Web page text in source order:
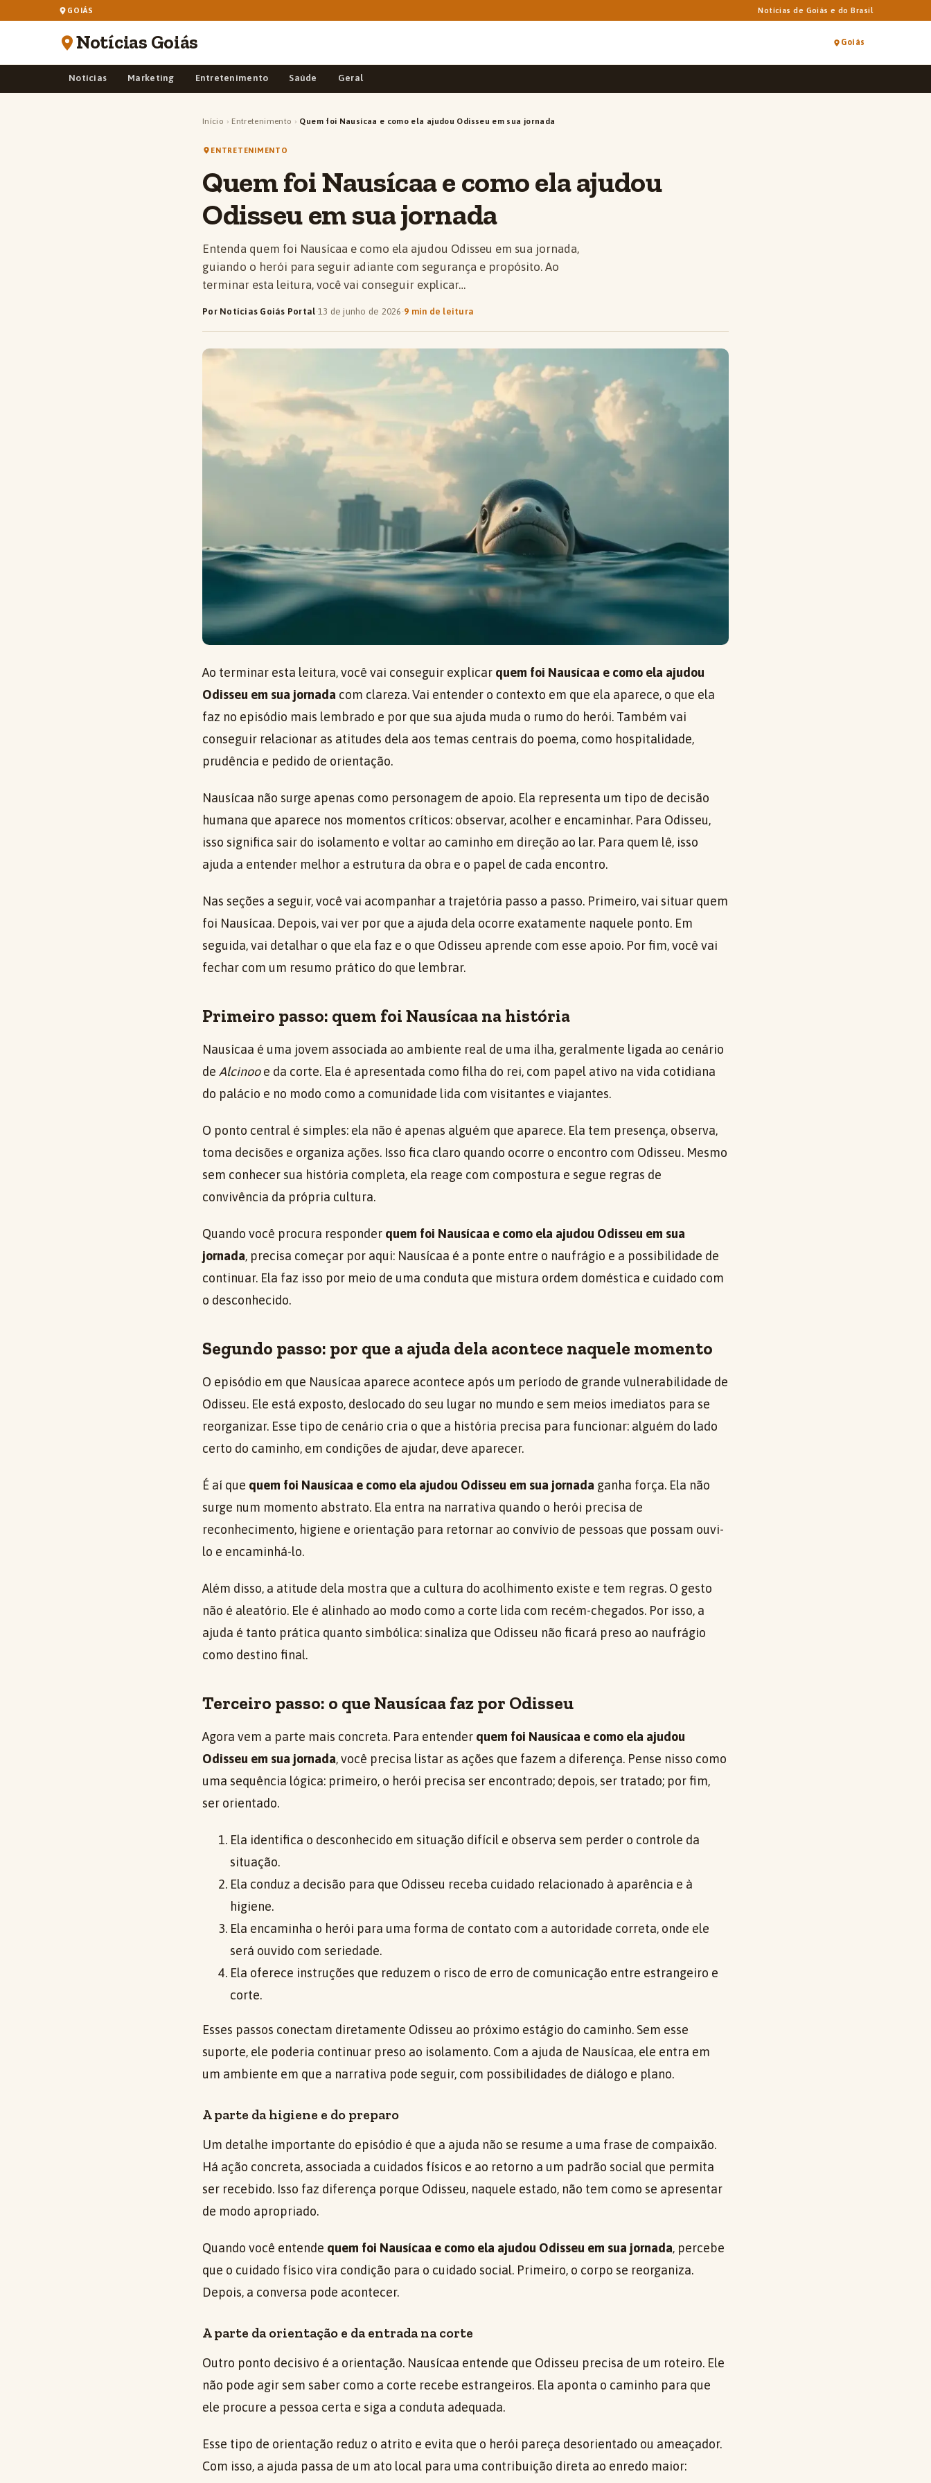
GOIÁS Notícias de Goiás e do Brasil
Notícias Goiás Goiás
Notícias Marketing Entretenimento Saúde Geral
Início › Entretenimento › Quem foi Nausícaa e como ela ajudou Odisseu em sua jornada
ENTRETENIMENTO
Quem foi Nausícaa e como ela ajudou
Odisseu em sua jornada
Entenda quem foi Nausícaa e como ela ajudou Odisseu em sua jornada,
guiando o herói para seguir adiante com segurança e propósito. Ao
terminar esta leitura, você vai conseguir explicar…
Por Notícias Goiás Portal·13 de junho de 2026 ·9 min de leitura
Ao terminar esta leitura, você vai conseguir explicar quem foi Nausícaa e como ela ajudou
Odisseu em sua jornada com clareza. Vai entender o contexto em que ela aparece, o que ela
faz no episódio mais lembrado e por que sua ajuda muda o rumo do herói. Também vai
conseguir relacionar as atitudes dela aos temas centrais do poema, como hospitalidade,
prudência e pedido de orientação.
Nausícaa não surge apenas como personagem de apoio. Ela representa um tipo de decisão
humana que aparece nos momentos críticos: observar, acolher e encaminhar. Para Odisseu,
isso significa sair do isolamento e voltar ao caminho em direção ao lar. Para quem lê, isso
ajuda a entender melhor a estrutura da obra e o papel de cada encontro.
Nas seções a seguir, você vai acompanhar a trajetória passo a passo. Primeiro, vai situar quem
foi Nausícaa. Depois, vai ver por que a ajuda dela ocorre exatamente naquele ponto. Em
seguida, vai detalhar o que ela faz e o que Odisseu aprende com esse apoio. Por fim, você vai
fechar com um resumo prático do que lembrar.
Primeiro passo: quem foi Nausícaa na história
Nausícaa é uma jovem associada ao ambiente real de uma ilha, geralmente ligada ao cenário
de Alcinooe da corte. Ela é apresentada como filha do rei, com papel ativo na vida cotidiana
do palácio e no modo como a comunidade lida com visitantes e viajantes.
O ponto central é simples: ela não é apenas alguém que aparece. Ela tem presença, observa,
toma decisões e organiza ações. Isso fica claro quando ocorre o encontro com Odisseu. Mesmo
sem conhecer sua história completa, ela reage com compostura e segue regras de
convivência da própria cultura.
Quando você procura responder quem foi Nausícaa e como ela ajudou Odisseu em sua
jornada, precisa começar por aqui: Nausícaa é a ponte entre o naufrágio e a possibilidade de
continuar. Ela faz isso por meio de uma conduta que mistura ordem doméstica e cuidado com
o desconhecido.
Segundo passo: por que a ajuda dela acontece naquele momento
O episódio em que Nausícaa aparece acontece após um período de grande vulnerabilidade de
Odisseu. Ele está exposto, deslocado do seu lugar no mundo e sem meios imediatos para se
reorganizar. Esse tipo de cenário cria o que a história precisa para funcionar: alguém do lado
certo do caminho, em condições de ajudar, deve aparecer.
É aí que quem foi Nausícaa e como ela ajudou Odisseu em sua jornada ganha força. Ela não
surge num momento abstrato. Ela entra na narrativa quando o herói precisa de
reconhecimento, higiene e orientação para retornar ao convívio de pessoas que possam ouvi-
lo e encaminhá-lo.
Além disso, a atitude dela mostra que a cultura do acolhimento existe e tem regras. O gesto
não é aleatório. Ele é alinhado ao modo como a corte lida com recém-chegados. Por isso, a
ajuda é tanto prática quanto simbólica: sinaliza que Odisseu não ficará preso ao naufrágio
como destino final.
Terceiro passo: o que Nausícaa faz por Odisseu
Agora vem a parte mais concreta. Para entender quem foi Nausícaa e como ela ajudou
Odisseu em sua jornada, você precisa listar as ações que fazem a diferença. Pense nisso como
uma sequência lógica: primeiro, o herói precisa ser encontrado; depois, ser tratado; por fim,
ser orientado.
Ela identifica o desconhecido em situação difícil e observa sem perder o controle da
situação.
Ela conduz a decisão para que Odisseu receba cuidado relacionado à aparência e à
higiene.
Ela encaminha o herói para uma forma de contato com a autoridade correta, onde ele
será ouvido com seriedade.
Ela oferece instruções que reduzem o risco de erro de comunicação entre estrangeiro e
corte.
Esses passos conectam diretamente Odisseu ao próximo estágio do caminho. Sem esse
suporte, ele poderia continuar preso ao isolamento. Com a ajuda de Nausícaa, ele entra em
um ambiente em que a narrativa pode seguir, com possibilidades de diálogo e plano.
A parte da higiene e do preparo
Um detalhe importante do episódio é que a ajuda não se resume a uma frase de compaixão.
Há ação concreta, associada a cuidados físicos e ao retorno a um padrão social que permita
ser recebido. Isso faz diferença porque Odisseu, naquele estado, não tem como se apresentar
de modo apropriado.
Quando você entende quem foi Nausícaa e como ela ajudou Odisseu em sua jornada, percebe
que o cuidado físico vira condição para o cuidado social. Primeiro, o corpo se reorganiza.
Depois, a conversa pode acontecer.
A parte da orientação e da entrada na corte
Outro ponto decisivo é a orientação. Nausícaa entende que Odisseu precisa de um roteiro. Ele
não pode agir sem saber como a corte recebe estrangeiros. Ela aponta o caminho para que
ele procure a pessoa certa e siga a conduta adequada.
Esse tipo de orientação reduz o atrito e evita que o herói pareça desorientado ou ameaçador.
Com isso, a ajuda passa de um ato local para uma contribuição direta ao enredo maior: